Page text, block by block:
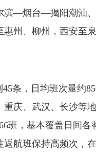
滨—烟台—揭阳潮汕
州、柳州，西安至
条，日均班次量约
庆、武汉、长沙等
班，基本覆盖日间
航班保持高频次，